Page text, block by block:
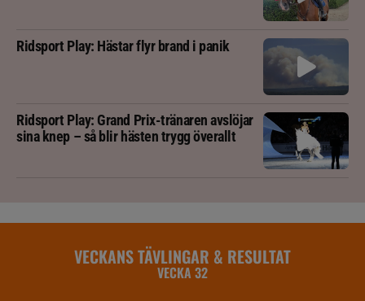
Ridsport Play: Hästar flyr brand i panik
Ridsport Play: Grand Prix-tränaren avslöjar
sina knep – så blir hästen trygg överallt
VECKANS TÄVLINGAR & RESULTAT
VECKA 32